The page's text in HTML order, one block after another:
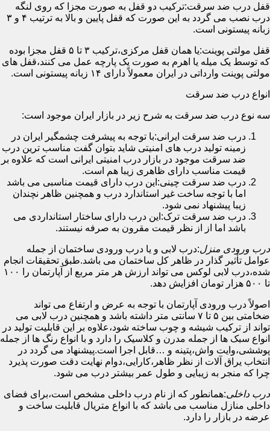
قفل درب ضد سرقت:ترکیب دو قفل به صورت مجزا که روی لنگه
درب نصب می گردد به این صورت که قفل پایین و بالا به ترتیب ۴ و ۳
زبانه پیستونی است.
قفل مولتی پوینت:یا همان قفل مرکزی،ترکیب ۳ تا ۵ قفل مجزا بوده
که توسط یک میله یا اهرم به صورت یک پارچه عمل می کنند،قفل های
مولتی پوینت وارداتی در ایران معمولاً دارای ۱۴ زبانه پیستونی است.
انواع درب ضد سرقت
سه نوع درب ضد سرقت به شرح زیر در بازار ایران موجود است:
درب ضد سرقت ایرانی:با توجه به پیشرفت چشمگیر ایران در
زمینه تولید درب های امنیتی شاید بتوان گفت مناسب ترین درب
ضد سرقت موجود در بازار درب امنیتی ایرانی است که علاوه بر
قیمت مناسب دارای ظاهری زیبا هم است.
درب ضد سرقت چینی:این درب دارای قیمت مناسبی می باشد
اما با توجه ساخت غیر استاندارد درب و همچنین ظاهر نچندان
زیبا پیشنهاد نمی شود.
درب ضد سرقت ترک:این درب دارای ساختار استانداردی می
باشد اما از از نظر قیمت مقرون به صرفه نیستند.
درب ورودی منزل:درب لابی و یا درب ورودی ساختمان از جمله
عوامل تأثیر گذار در ظاهر کل ساختمان می باشد.طبق تحقیقات انجام
شده،درب لابی لوکس می تواند ارزش هر متر مربع از آپارتمان را ۱۰۰
تا ۵۰۰ هزار تومان افزایش دهد.
اصولاً درب ورودی آپارتمان با توجه به عرض و ارتفاع می تواند
ضخامتی بین ۵ تا ۷ سانتی متر داشته باشد و همچنین درب لابی می
تواند از ترکیب شیشه و چوب ساخته شود،علاوه بر این قابلیت تولید در
انواع سبک ها از جمله مدرن و کلاسیک را دارد و با انواع رنگ ها از جمله
پوششی،وایت واش،پتینه و …قابل اجرا است.پیشنهاد می گردد در
انتخاب یراق آلات از نظر ظاهر،کارایی،دوام نهایت دقت صورت پذیرد
چرا که منجر به زیبایی و طول عمر بیشتر درب می شود.
درب داخلی:همانطور که از نام درب داخلی مشخص است،برای فضای
داخلی منازل مناسب می باشد که با انواع متریال قابلیت ساخت و
عرضه در بازار را دارد.